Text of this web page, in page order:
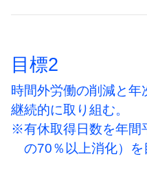
目標2
時間外労働の削減と年
継続的に取り組む。
※有休取得日数を年間
の70％以上消化）を